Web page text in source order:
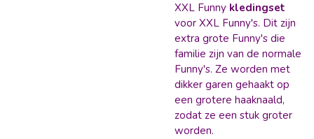
XXL Funny kledingset
voor XXL Funny's. Dit zijn
extra grote Funny's die
familie zijn van de normale
Funny's. Ze worden met
dikker garen gehaakt op
een grotere haaknaald,
zodat ze een stuk groter
worden.